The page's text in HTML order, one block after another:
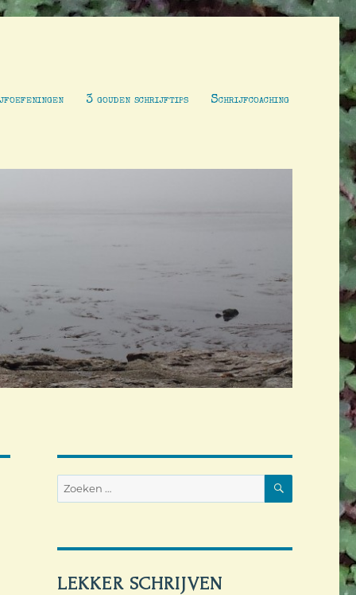
3 gouden schrijftips Schrijfcoaching
Zoeken
ZOEKEN
LEKKER SCHRIJVEN